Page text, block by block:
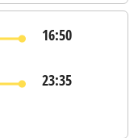
16:50
23:35